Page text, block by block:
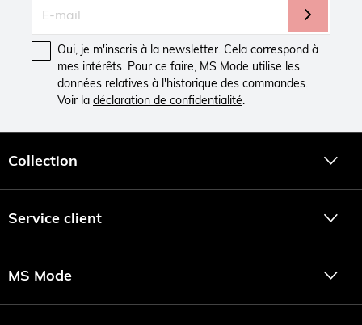
Oui, je m'inscris à la newsletter. Cela correspond à
mes intérêts. Pour ce faire, MS Mode utilise les
données relatives à l'historique des commandes.
Voir la déclaration de confidentialité.
Collection
Service client
MS Mode